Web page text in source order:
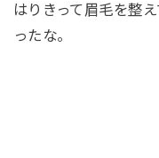
はりきって眉毛を整
ったな。